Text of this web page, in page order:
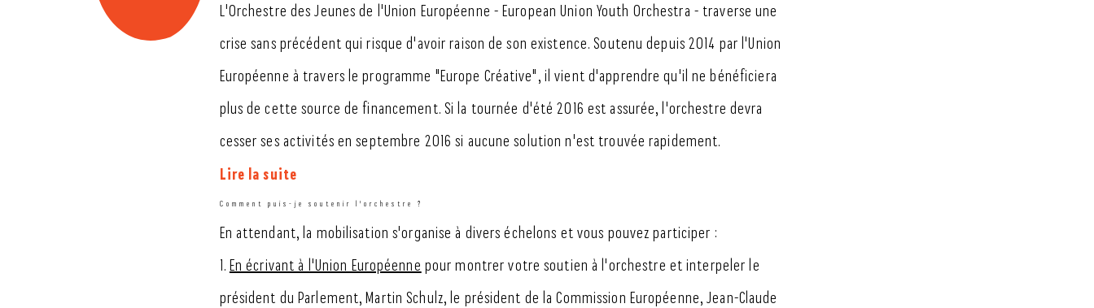
L'Orchestre des Jeunes de l'Union Européenne - European Union Youth Orchestra - traverse une
crise sans précédent qui risque d'avoir raison de son existence. Soutenu depuis 2014 par l'Union
Européenne à travers le programme "Europe Créative", il vient d'apprendre qu'il ne bénéficiera
plus de cette source de financement. Si la tournée d'été 2016 est assurée, l'orchestre devra
cesser ses activités en septembre 2016 si aucune solution n'est trouvée rapidement.
Lire la suite
Comment puis-je soutenir l'orchestre ?
En attendant, la mobilisation s'organise à divers échelons et vous pouvez participer :
1. En écrivant à l'Union Européenne pour montrer votre soutien à l'orchestre et interpeler le
président du Parlement, Martin Schulz, le président de la Commission Européenne, Jean-Claude